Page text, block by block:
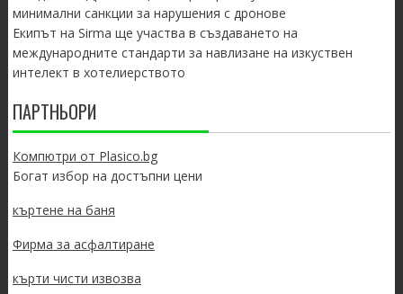
минимални санкции за нарушения с дронове
Екипът на Sirma ще участва в създаването на
международните стандарти за навлизане на изкуствен
интелект в хотелиерството
ПАРТНЬОРИ
Компютри от Plasico.bg
Богат избор на достъпни цени
къртене на баня
Фирма за асфалтиране
кърти чисти извозва